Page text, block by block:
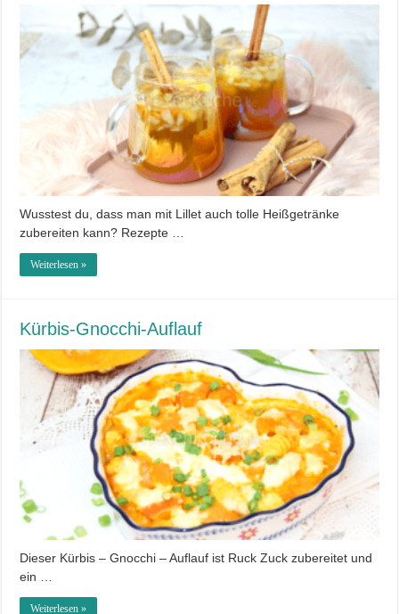
Wusstest du, dass man mit Lillet auch tolle Heißgetränke
zubereiten kann? Rezepte …
Weiterlesen »
Kürbis-Gnocchi-Auflauf
Dieser Kürbis – Gnocchi – Auflauf ist Ruck Zuck zubereitet und
ein …
Weiterlesen »